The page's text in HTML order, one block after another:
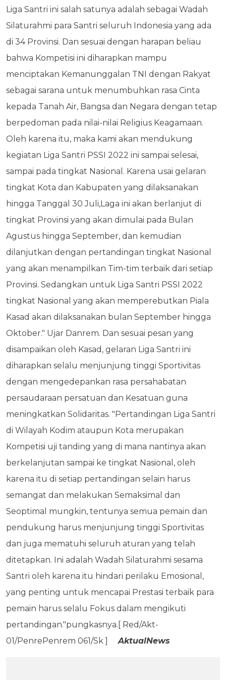
Liga Santri ini salah satunya adalah sebagai Wadah
Silaturahmi para Santri seluruh Indonesia yang ada
di 34 Provinsi. Dan sesuai dengan harapan beliau
bahwa Kompetisi ini diharapkan mampu
menciptakan Kemanunggalan TNI dengan Rakyat
sebagai sarana untuk menumbuhkan rasa Cinta
kepada Tanah Air, Bangsa dan Negara dengan tetap
berpedoman pada nilai-nilai Religius Keagamaan.
Oleh karena itu, maka kami akan mendukung
kegiatan Liga Santri PSSI 2022 ini sampai selesai,
sampai pada tingkat Nasional. Karena usai gelaran
tingkat Kota dan Kabupaten yang dilaksanakan
hingga Tanggal 30 Juli,Laga ini akan berlanjut di
tingkat Provinsi yang akan dimulai pada Bulan
Agustus hingga September, dan kemudian
dilanjutkan dengan pertandingan tingkat Nasional
yang akan menampilkan Tim-tim terbaik dari setiap
Provinsi. Sedangkan untuk Liga Santri PSSI 2022
tingkat Nasional yang akan memperebutkan Piala
Kasad akan dilaksanakan bulan September hingga
Oktober." Ujar Danrem. Dan sesuai pesan yang
disampaikan oleh Kasad, gelaran Liga Santri ini
diharapkan selalu menjunjung tinggi Sportivitas
dengan mengedepankan rasa persahabatan
persaudaraan persatuan dan Kesatuan guna
meningkatkan Solidaritas. "Pertandingan Liga Santri
di Wilayah Kodim ataupun Kota merupakan
Kompetisi uji tanding yang di mana nantinya akan
berkelanjutan sampai ke tingkat Nasional, oleh
karena itu di setiap pertandingan selain harus
semangat dan melakukan Semaksimal dan
Seoptimal mungkin, tentunya semua pemain dan
pendukung harus menjunjung tinggi Sportivitas
dan juga mematuhi seluruh aturan yang telah
ditetapkan. Ini adalah Wadah Silaturahmi sesama
Santri oleh karena itu hindari perilaku Emosional,
yang penting untuk mencapai Prestasi terbaik para
pemain harus selalu Fokus dalam mengikuti
pertandingan."pungkasnya.[ Red/Akt-
01/PenrePenrem 061/Sk ]AktualNews